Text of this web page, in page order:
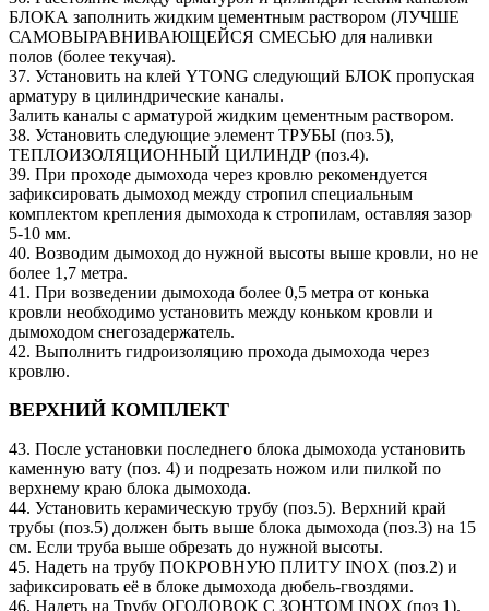
БЛОКА заполнить жидким цементным раствором (ЛУЧШЕ
САМОВЫРАВНИВАЮЩЕЙСЯ СМЕСЬЮ для наливки
полов (более текучая).
37. Установить на клей YTONG следующий БЛОК пропуская
арматуру в цилиндрические каналы.
Залить каналы с арматурой жидким цементным раствором.
38. Установить следующие элемент ТРУБЫ (поз.5),
ТЕПЛОИЗОЛЯЦИОННЫЙ ЦИЛИНДР (поз.4).
39. При проходе дымохода через кровлю рекомендуется
зафиксировать дымоход между стропил специальным
комплектом крепления дымохода к стропилам, оставляя зазор
5-10 мм.
40. Возводим дымоход до нужной высоты выше кровли, но не
более 1,7 метра.
41. При возведении дымохода более 0,5 метра от конька
кровли необходимо установить между коньком кровли и
дымоходом снегозадержатель.
42. Выполнить гидроизоляцию прохода дымохода через
кровлю.
ВЕРХНИЙ КОМПЛЕКТ
43. После установки последнего блока дымохода установить
каменную вату (поз. 4) и подрезать ножом или пилкой по
верхнему краю блока дымохода.
44. Установить керамическую трубу (поз.5). Верхний край
трубы (поз.5) должен быть выше блока дымохода (поз.3) на 15
см. Если труба выше обрезать до нужной высоты.
45. Надеть на трубу ПОКРОВНУЮ ПЛИТУ INOX (поз.2) и
зафиксировать её в блоке дымохода дюбель-гвоздями.
46. Надеть на Трубу ОГОЛОВОК С ЗОНТОМ INOX (поз 1).